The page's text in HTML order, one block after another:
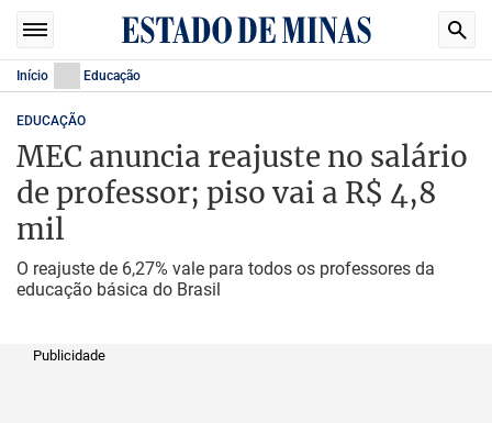
Início Educação
EDUCAÇÃO
MEC anuncia reajuste no salário
de professor; piso vai a R$ 4,8
mil
O reajuste de 6,27% vale para todos os professores da
educação básica do Brasil
Publicidade